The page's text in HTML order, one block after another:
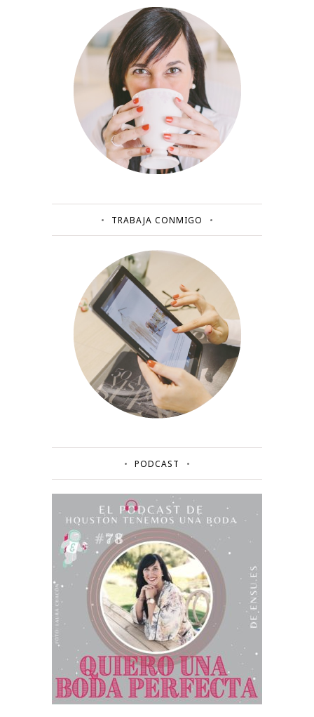
TRABAJA CONMIGO
PODCAST